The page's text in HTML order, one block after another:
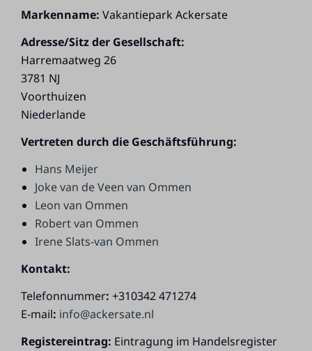
Markenname: Vakantiepark Ackersate
Adresse/Sitz der Gesellschaft:
Harremaatweg 26
3781 NJ
Voorthuizen
Niederlande
Vertreten durch die Geschäftsführung:
Hans Meijer
Joke van de Veen van Ommen
Leon van Ommen
Robert van Ommen
Irene Slats-van Ommen
Kontakt:
Telefonnummer:+310342 471274
E-mail: info@ackersate.nl
Registereintrag: Eintragung im Handelsregister